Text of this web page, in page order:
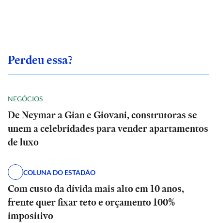
Perdeu essa?
NEGÓCIOS
De Neymar a Gian e Giovani, construtoras se
unem a celebridades para vender apartamentos
de luxo
COLUNA DO ESTADÃO
Com custo da dívida mais alto em 10 anos,
frente quer fixar teto e orçamento 100%
impositivo